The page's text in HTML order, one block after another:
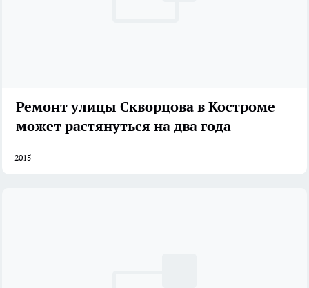
Ремонт улицы Скворцова в Костроме
может растянуться на два года
2015